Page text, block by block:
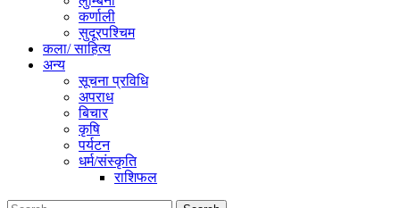
कर्णाली
सुदूरपश्चिम
कला/ साहित्य
अन्य
सूचना प्रविधि
अपराध
बिचार
कृषि
पर्यटन
धर्म/संस्कृति
राशिफल